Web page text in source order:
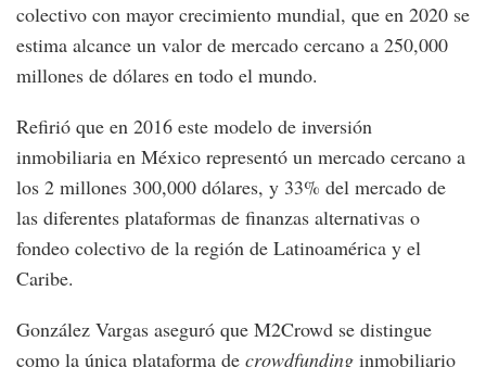
colectivo con mayor crecimiento mundial, que en 2020 se
estima alcance un valor de mercado cercano a 250,000
millones de dólares en todo el mundo.
Refirió que en 2016 este modelo de inversión
inmobiliaria en México representó un mercado cercano a
los 2 millones 300,000 dólares, y 33% del mercado de
las diferentes plataformas de finanzas alternativas o
fondeo colectivo de la región de Latinoamérica y el
Caribe.
González Vargas aseguró que M2Crowd se distingue
como la única plataforma de crowdfunding inmobiliario